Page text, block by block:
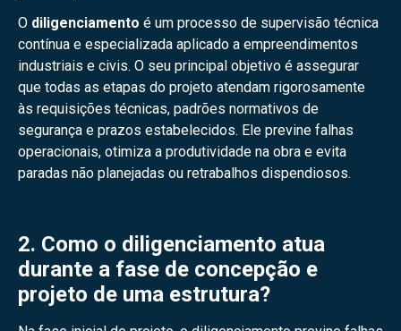
O diligenciamento é um processo de supervisão técnica
contínua e especializada aplicado a empreendimentos
industriais e civis. O seu principal objetivo é assegurar
que todas as etapas do projeto atendam rigorosamente
às requisições técnicas, padrões normativos de
segurança e prazos estabelecidos. Ele previne falhas
operacionais, otimiza a produtividade na obra e evita
paradas não planejadas ou retrabalhos dispendiosos.
2. Como o diligenciamento atua
durante a fase de concepção e
projeto de uma estrutura?